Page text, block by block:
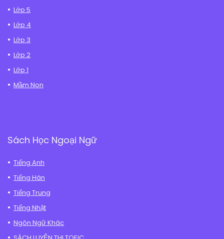
Lớp 5
Lớp 4
Lớp 3
Lớp 2
Lớp 1
Mầm Non
Sách Học Ngoại Ngữ
Tiếng Anh
Tiếng Hàn
Tiếng Trung
Tiếng Nhật
Ngôn Ngữ Khác